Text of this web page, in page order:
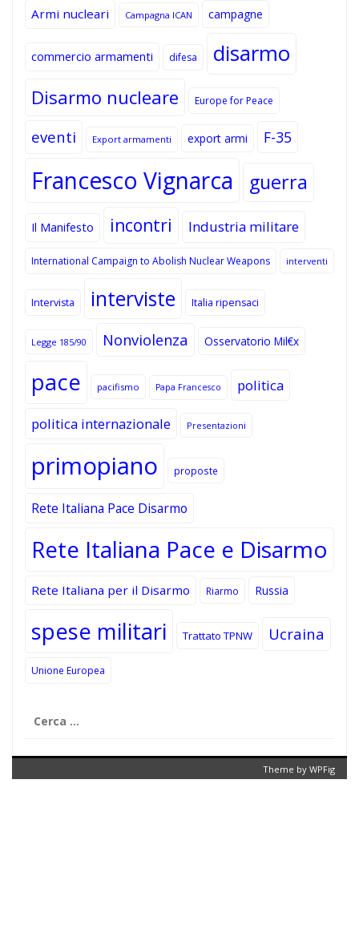
Armi nucleari Campagna ICAN campagne
commercio armamenti difesa disarmo
Disarmo nucleare Europe for Peace
eventi Export armamenti export armi F-35
Francesco Vignarca guerra
Il Manifesto incontri Industria militare
International Campaign to Abolish Nuclear Weapons interventi
Intervista interviste Italia ripensaci
Legge 185/90 Nonviolenza Osservatorio Mil€x
pace pacifismo Papa Francesco politica
politica internazionale Presentazioni
primopiano proposte
Rete Italiana Pace Disarmo
Rete Italiana Pace e Disarmo
Rete Italiana per il Disarmo Riarmo Russia
spese militari Trattato TPNW Ucraina
Unione Europea
per:
Theme by WPFig